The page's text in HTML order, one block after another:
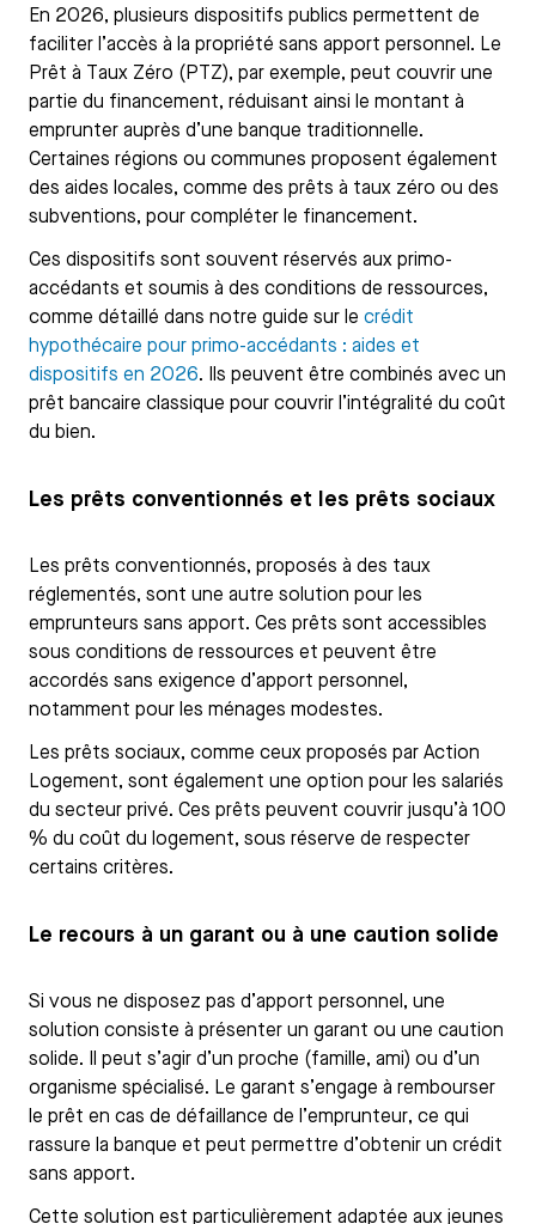
En 2026, plusieurs dispositifs publics permettent de
faciliter l’accès à la propriété sans apport personnel. Le
Prêt à Taux Zéro (PTZ), par exemple, peut couvrir une
partie du financement, réduisant ainsi le montant à
emprunter auprès d’une banque traditionnelle.
Certaines régions ou communes proposent également
des aides locales, comme des prêts à taux zéro ou des
subventions, pour compléter le financement.
Ces dispositifs sont souvent réservés aux primo-
accédants et soumis à des conditions de ressources,
comme détaillé dans notre guide sur le crédit
hypothécaire pour primo-accédants : aides et
dispositifs en 2026. Ils peuvent être combinés avec un
prêt bancaire classique pour couvrir l’intégralité du coût
du bien.
Les prêts conventionnés et les prêts sociaux
Les prêts conventionnés, proposés à des taux
réglementés, sont une autre solution pour les
emprunteurs sans apport. Ces prêts sont accessibles
sous conditions de ressources et peuvent être
accordés sans exigence d’apport personnel,
notamment pour les ménages modestes.
Les prêts sociaux, comme ceux proposés par Action
Logement, sont également une option pour les salariés
du secteur privé. Ces prêts peuvent couvrir jusqu’à 100
% du coût du logement, sous réserve de respecter
certains critères.
Le recours à un garant ou à une caution solide
Si vous ne disposez pas d’apport personnel, une
solution consiste à présenter un garant ou une caution
solide. Il peut s’agir d’un proche (famille, ami) ou d’un
organisme spécialisé. Le garant s’engage à rembourser
le prêt en cas de défaillance de l’emprunteur, ce qui
rassure la banque et peut permettre d’obtenir un crédit
sans apport.
Cette solution est particulièrement adaptée aux jeunes